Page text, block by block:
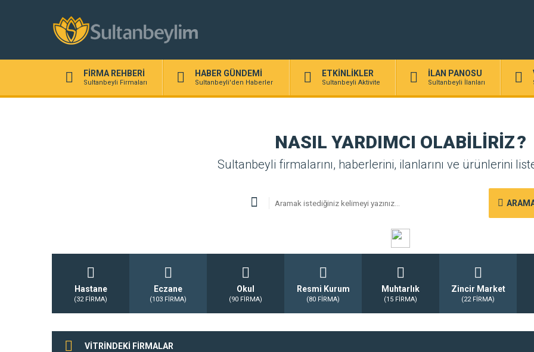
FİRMA REHBERİ
Sultanbeyli Firmaları
HABER GÜNDEMİ
Sultanbeyli'den Haberler
ETKİNLİKLER
Sultanbeyli Aktivite
İLAN PANOSU
Sultanbeyli İlanları
NASIL YARDIMCI OLABİLİRİZ?
Sultanbeyli firmalarını, haberlerini, ilanlarını ve ürünlerini
Hastane
(32 FİRMA)
Eczane
(103 FİRMA)
Okul
(90 FİRMA)
Resmi Kurum
(80 FİRMA)
Muhtarlık
(15 FİRMA)
Zincir Market
(22 FİRMA)
VİTRİNDEKİ FİRMALAR